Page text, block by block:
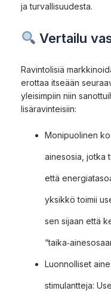
ja turvallisuudesta.
Vertailu
Ravintolisiä
erottaa itseään
yleisimpiin niin
lisäravinteisiin:
Monipuolinen
ainesosia, jotka
että
yksikkö toimii
sen sijaan että
Luonnolliset
stimulantteja: